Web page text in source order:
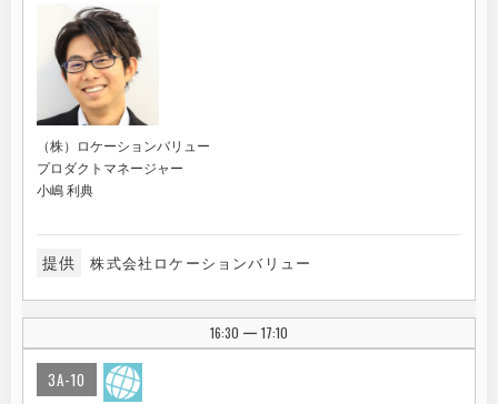
（株）ロケーションバリュー
プロダクトマネージャー
小嶋 利典
提供 株式会社ロケーションバリュー
16:30 | 17:10
3A-10